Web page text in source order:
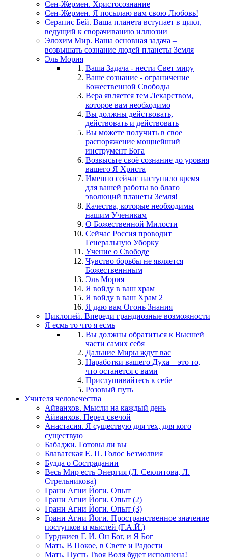
Сен-Жермен. Христосознание
Сен-Жермен. Я посылаю вам свою Любовь!
Серапис Бей. Ваша планета вступает в цикл,
ведущий к сворачиванию иллюзии
Элохим Мир. Ваша основная задача –
возвышать сознание людей планеты Земля
Эль Мория
Ваша Задача - нести Свет миру
Ваше сознание - ограничение
Божественной Свободы
Вера является тем Лекарством,
которое вам необходимо
Вы должны действовать,
действовать и действовать
Вы можете получить в свое
распоряжение мощнейший
инструмент Бога
Возвысьте своё сознание до уровня
вашего Я Христа
Именно сейчас наступило время
для вашей работы во благо
эволюций планеты Земля!
Качества, которые необходимы
нашим Ученикам
О Божественной Милости
Сейчас Россия проводит
Генеральную Уборку
Учение о Свободе
Чувство борьбы не является
Божественнным
Эль Мория
Я войду в ваш храм
Я войду в ваш Храм 2
Я даю вам Огонь Знания
Циклопей. Впереди грандиозные возможности
Я есмь то что я есмь
Вы должны обратиться к Высшей
части самих себя
Дальние Миры ждут вас
Наработки вашего Духа – это то,
что останется с вами
Прислушивайтесь к себе
Розовый путь
Учителя человечества
Айванхов. Мысли на каждый день
Айванхов. Перед свечой
Анастасия. Я существую для тех, для кого
существую
Бабаджи. Готовы ли вы
Блаватская Е. П. Голос Безмолвия
Будда о Сострадании
Весь Мир есть Энергия (Л. Секлитова, Л.
Стрельникова)
Грани Агни Йоги. Опыт
Грани Агни Йоги. Опыт (2)
Грани Агни Йоги. Опыт (3)
Грани Агни Йоги. Пространственное значение
поступков и мыслей (Г.А.Й.)
Гурджиев Г. И. Он Бог, и Я Бог
Мать. В Покое, в Свете и Радости
Мать. Пусть Твоя Воля будет исполнена!